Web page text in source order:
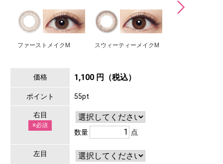
ファーストメイクM スウィーティーメイクM
価格 1,100 円（税込）
ポイント 55pt
右目
※必須
数量 点
左目